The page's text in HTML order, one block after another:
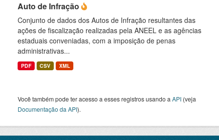
Auto de Infração
Conjunto de dados dos Autos de Infração resultantes das
ações de fiscalização realizadas pela ANEEL e as agências
estaduais conveniadas, com a imposição de penas
administrativas...
PDF CSV XML
Você também pode ter acesso a esses registros usando a API (veja
Documentação da API).